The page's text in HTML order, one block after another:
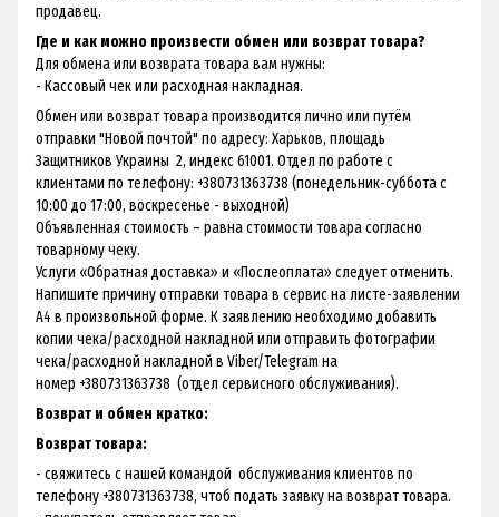
продавец.
Где и как можно произвести обмен или возврат товара?
Для обмена или возврата товара вам нужны:
- Кассовый чек или расходная накладная.
Обмен или возврат товара производится лично или путём
отправки "Новой почтой" по адресу: Харьков, площадь
Защитников Украины 2, индекс 61001. Отдел по работе с
клиентами по телефону: +380731363738 (понедельник-суббота с
10:00 до 17:00, воскресенье - выходной)
Объявленная стоимость – равна стоимости товара согласно
товарному чеку.
Услуги «Обратная доставка» и «Послеоплата» следует отменить.
Напишите причину отправки товара в сервис на листе-заявлении
А4 в произвольной форме. К заявлению необходимо добавить
копии чека/расходной накладной или отправить фотографии
чека/расходной накладной в Viber/Telegram на
номер +380731363738 (отдел сервисного обслуживания).
Возврат и обмен кратко:
Возврат товара:
- свяжитесь с нашей командой обслуживания клиентов по
телефону +380731363738, чтоб подать заявку на возврат товара.